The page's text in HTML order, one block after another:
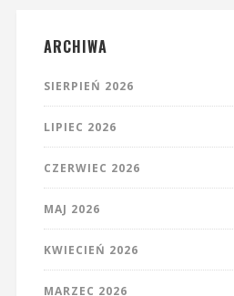
ARCHIWA
SIERPIEŃ 2026
LIPIEC 2026
CZERWIEC 2026
MAJ 2026
KWIECIEŃ 2026
MARZEC 2026